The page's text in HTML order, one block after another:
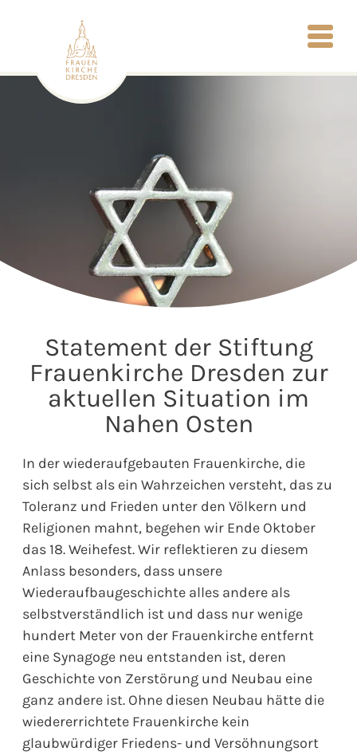
Statement der Stiftung
Frauenkirche Dresden zur
aktuellen Situation im
Nahen Osten
In der wiederaufgebauten Frauenkirche, die
sich selbst als ein Wahrzeichen versteht, das zu
Toleranz und Frieden unter den Völkern und
Religionen mahnt, begehen wir Ende Oktober
das 18. Weihefest. Wir reflektieren zu diesem
Anlass besonders, dass unsere
Wiederaufbaugeschichte alles andere als
selbstverständlich ist und dass nur wenige
hundert Meter von der Frauenkirche entfernt
eine Synagoge neu entstanden ist, deren
Geschichte von Zerstörung und Neubau eine
ganz andere ist. Ohne diesen Neubau hätte die
wiedererrichtete Frauenkirche kein
glaubwürdiger Friedens- und Versöhnungsort